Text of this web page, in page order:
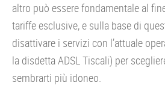
altro può essere fondamentale al
tariffe esclusive, e sulla base di
disattivare i servizi con l’attuale
la disdetta ADSL Tiscali) per
sembrarti più idoneo.